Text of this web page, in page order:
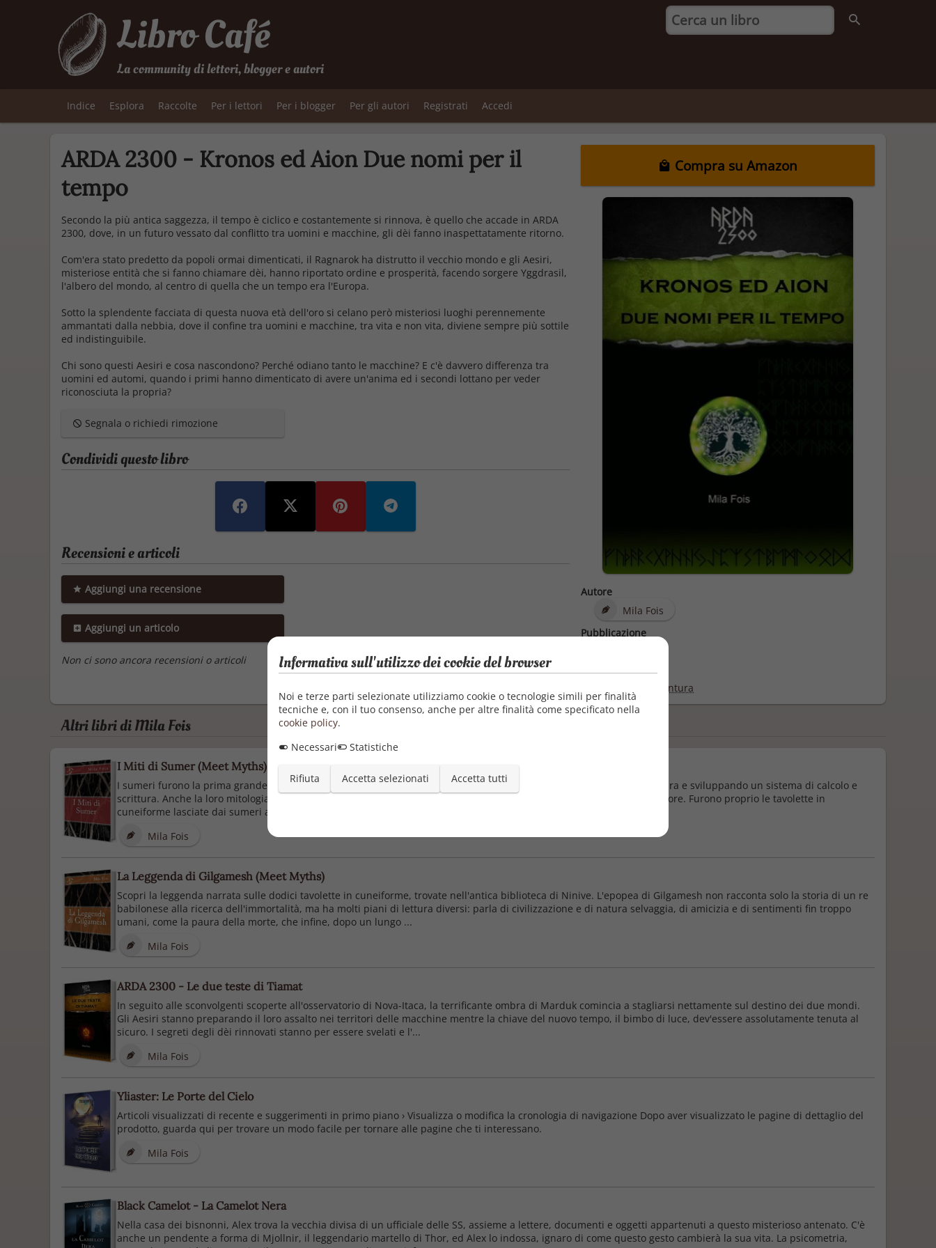
Libro Café
La community di lettori, blogger e autori
Indice Esplora Raccolte Per i lettori Per i blogger Per gli autori Registrati Accedi
ARDA 2300 - Kronos ed Aion Due nomi per il
tempo
Compra su Amazon
Autore
Mila Fois
Pubblicazione
Azione e avventura
Secondo la più antica saggezza, il tempo è ciclico e costantemente si rinnova, è quello che accade in ARDA
2300, dove, in un futuro vessato dal conflitto tra uomini e macchine, gli dèi fanno inaspettatamente ritorno.
Com'era stato predetto da popoli ormai dimenticati, il Ragnarok ha distrutto il vecchio mondo e gli Aesiri,
misteriose entità che si fanno chiamare dèi, hanno riportato ordine e prosperità, facendo sorgere Yggdrasil,
l'albero del mondo, al centro di quella che un tempo era l'Europa.
Sotto la splendente facciata di questa nuova età dell'oro si celano però misteriosi luoghi perennemente
ammantati dalla nebbia, dove il confine tra uomini e macchine, tra vita e non vita, diviene sempre più sottile
ed indistinguibile.
Chi sono questi Aesiri e cosa nascondono? Perché odiano tanto le macchine? E c'è davvero differenza tra
uomini ed automi, quando i primi hanno dimenticato di avere un'anima ed i secondi lottano per veder
riconosciuta la propria?
Segnala o richiedi rimozione
Condividi questo libro
Recensioni e articoli
Aggiungi una recensione
Aggiungi un articolo
Non ci sono ancora recensioni o articoli
Altri libri di Mila Fois
I Miti di Sumer (Meet Myths)
I sumeri furono la prima grande civiltà a comparire nel nostro mondo, riuscendo ad eccellere nelle arti, nell'architettura e sviluppando un sistema di calcolo e
scrittura. Anche la loro mitologia è interessante e molto articolata, a tratti talmente moderna da destare il nostro stupore. Furono proprio le tavolette in
cuneiforme lasciate dai sumeri ad ispirare saghe e leggende di popoli ...
Mila Fois
La Leggenda di Gilgamesh (Meet Myths)
Scopri la leggenda narrata sulle dodici tavolette in cuneiforme, trovate nell'antica biblioteca di Ninive. L'epopea di Gilgamesh non racconta solo la storia di un re
babilonese alla ricerca dell'immortalità, ma ha molti piani di lettura diversi: parla di civilizzazione e di natura selvaggia, di amicizia e di sentimenti fin troppo
umani, come la paura della morte, che infine, dopo un lungo ...
Mila Fois
ARDA 2300 - Le due teste di Tiamat
In seguito alle sconvolgenti scoperte all'osservatorio di Nova-Itaca, la terrificante ombra di Marduk comincia a stagliarsi nettamente sul destino dei due mondi.
Gli Aesiri stanno preparando il loro assalto nei territori delle macchine mentre la chiave del nuovo tempo, il bimbo di luce, dev'essere assolutamente tenuta al
sicuro. I segreti degli dèi rinnovati stanno per essere svelati e l'...
Mila Fois
Yliaster: Le Porte del Cielo
Articoli visualizzati di recente e suggerimenti in primo piano › Visualizza o modifica la cronologia di navigazione Dopo aver visualizzato le pagine di dettaglio del
prodotto, guarda qui per trovare un modo facile per tornare alle pagine che ti interessano.
Mila Fois
Black Camelot - La Camelot Nera
Nella casa dei bisnonni, Alex trova la vecchia divisa di un ufficiale delle SS, assieme a lettere, documenti e oggetti appartenuti a questo misterioso antenato. C'è
anche un pendente a forma di Mjollnir, il leggendario martello di Thor, ed Alex lo indossa, ignaro di come questo gesto cambierà la sua vita. La psicometria,
Informativa sull'utilizzo dei cookie del browser
Noi e terze parti selezionate utilizziamo cookie o tecnologie simili per finalità
tecniche e, con il tuo consenso, anche per altre finalità come specificato nella
cookie policy.
Necessari
Statistiche
Rifiuta Accetta selezionati Accetta tutti